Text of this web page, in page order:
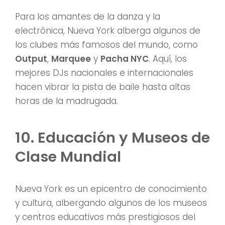
Para los amantes de la danza y la
electrónica, Nueva York alberga algunos de
los clubes más famosos del mundo, como
Output, Marqueey Pacha NYC. Aquí, los
mejores DJs nacionales e internacionales
hacen vibrar la pista de baile hasta altas
horas de la madrugada.
10. Educación y Museos de
Clase Mundial
Nueva York es un epicentro de conocimiento
y cultura, albergando algunos de los museos
y centros educativos más prestigiosos del